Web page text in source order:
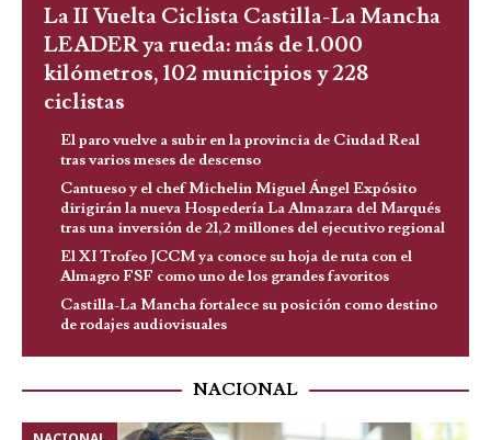
La II Vuelta Ciclista Castilla-La Mancha
LEADER ya rueda: más de 1.000
kilómetros, 102 municipios y 228
ciclistas
El paro vuelve a subir en la provincia de Ciudad Real
tras varios meses de descenso
Cantueso y el chef Michelin Miguel Ángel Expósito
dirigirán la nueva Hospedería La Almazara del Marqués
tras una inversión de 21,2 millones del ejecutivo regional
El XI Trofeo JCCM ya conoce su hoja de ruta con el
Almagro FSF como uno de los grandes favoritos
Castilla-La Mancha fortalece su posición como destino
de rodajes audiovisuales
NACIONAL